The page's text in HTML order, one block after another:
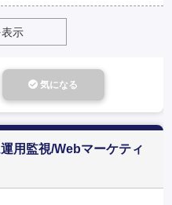
示
気になる
用監視/Webマーケティ